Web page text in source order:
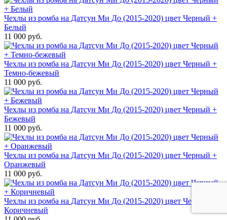
Чехлы из ромба на Датсун Ми До (2015-2020) цвет Черный +
Белый
11 000 руб.
Чехлы из ромба на Датсун Ми До (2015-2020) цвет Черный +
Темно-бежевый
11 000 руб.
Чехлы из ромба на Датсун Ми До (2015-2020) цвет Черный +
Бежевый
11 000 руб.
Чехлы из ромба на Датсун Ми До (2015-2020) цвет Черный +
Оранжевый
11 000 руб.
Чехлы из ромба на Датсун Ми До (2015-2020) цвет Черный +
Коричневый